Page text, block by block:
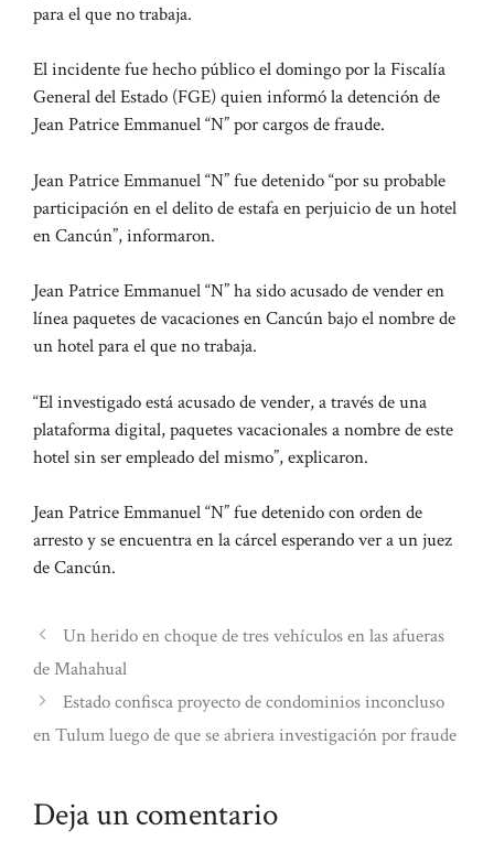
para el que no trabaja.
El incidente fue hecho público el domingo por la Fiscalía
General del Estado (FGE) quien informó la detención de
Jean Patrice Emmanuel “N” por cargos de fraude.
Jean Patrice Emmanuel “N” fue detenido “por su probable
participación en el delito de estafa en perjuicio de un hotel
en Cancún”, informaron.
Jean Patrice Emmanuel “N” ha sido acusado de vender en
línea paquetes de vacaciones en Cancún bajo el nombre de
un hotel para el que no trabaja.
“El investigado está acusado de vender, a través de una
plataforma digital, paquetes vacacionales a nombre de este
hotel sin ser empleado del mismo”, explicaron.
Jean Patrice Emmanuel “N” fue detenido con orden de
arresto y se encuentra en la cárcel esperando ver a un juez
de Cancún.
Un herido en choque de tres vehículos en las afueras
de Mahahual
Estado confisca proyecto de condominios inconcluso
en Tulum luego de que se abriera investigación por fraude
Deja un comentario